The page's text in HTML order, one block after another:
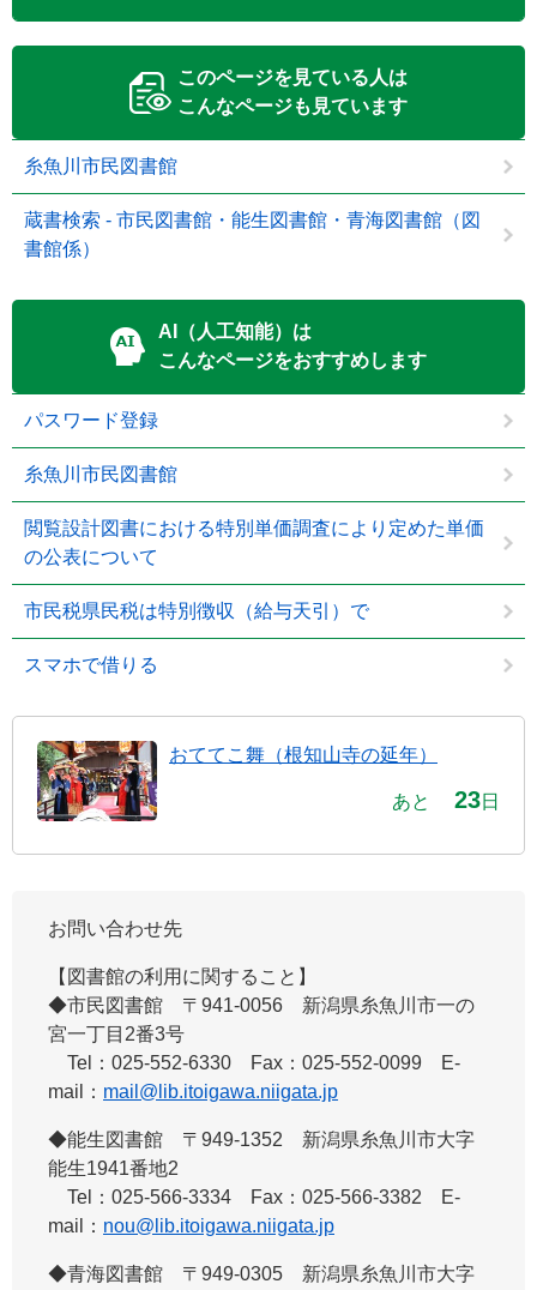
このページを見ている人は
こんなページも見ています
糸魚川市民図書館
蔵書検索 - 市民図書館・能生図書館・青海図書館（図
書館係）
AI（人工知能）は
こんなページをおすすめします
パスワード登録
糸魚川市民図書館
閲覧設計図書における特別単価調査により定めた単価
の公表について
市民税県民税は特別徴収（給与天引）で
スマホで借りる
おててこ舞（根知山寺の延年）
あと 23日
お問い合わせ先
【図書館の利用に関すること】
◆市民図書館 ​〒941-0056 新潟県糸魚川市一の
宮一丁目2番3号
Tel：025-552-6330 Fax：025-552-0099 E-
mail： mail@lib.itoigawa.niigata.jp
◆能生図書館 ​〒949-1352 新潟県糸魚川市大字
能生1941番地2
Tel：025-566-3334 Fax：025-566-3382 E-
mail： nou@lib.itoigawa.niigata.jp
◆青海図書館 ​〒949-0305 新潟県糸魚川市大字